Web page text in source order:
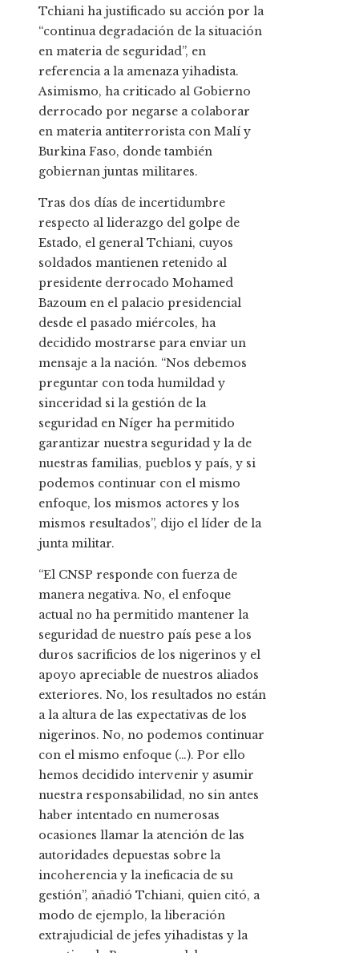
Tchiani ha justificado su acción por la
“continua degradación de la situación
en materia de seguridad”, en
referencia a la amenaza yihadista.
Asimismo, ha criticado al Gobierno
derrocado por negarse a colaborar
en materia antiterrorista con Malí y
Burkina Faso, donde también
gobiernan juntas militares.
Tras dos días de incertidumbre
respecto al liderazgo del golpe de
Estado, el general Tchiani, cuyos
soldados mantienen retenido al
presidente derrocado Mohamed
Bazoum en el palacio presidencial
desde el pasado miércoles, ha
decidido mostrarse para enviar un
mensaje a la nación. “Nos debemos
preguntar con toda humildad y
sinceridad si la gestión de la
seguridad en Níger ha permitido
garantizar nuestra seguridad y la de
nuestras familias, pueblos y país, y si
podemos continuar con el mismo
enfoque, los mismos actores y los
mismos resultados”, dijo el líder de la
junta militar.
“El CNSP responde con fuerza de
manera negativa. No, el enfoque
actual no ha permitido mantener la
seguridad de nuestro país pese a los
duros sacrificios de los nigerinos y el
apoyo apreciable de nuestros aliados
exteriores. No, los resultados no están
a la altura de las expectativas de los
nigerinos. No, no podemos continuar
con el mismo enfoque (…). Por ello
hemos decidido intervenir y asumir
nuestra responsabilidad, no sin antes
haber intentado en numerosas
ocasiones llamar la atención de las
autoridades depuestas sobre la
incoherencia y la ineficacia de su
gestión”, añadió Tchiani, quien citó, a
modo de ejemplo, la liberación
extrajudicial de jefes yihadistas y la